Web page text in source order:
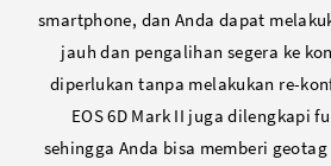
smartphone, dan Anda dapat
jauh dan pengalihan segera ke
diperlukan tanpa melakukan re-
EOS 6D Mark II juga dilengkapi
sehingga Anda bisa memberi